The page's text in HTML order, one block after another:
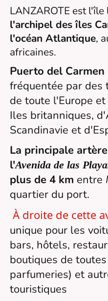
LANZAROTE est
l'archipel des îles
l'océan Atlantique,
africaines.
Puerto del Carmen
fréquentée par des
de toute l'Europe
Iles britanniques,
Scandinavie et
La principale
l'Avenida de las
plus de 4 km entre
quartier du port.
À droite de cette
unique pour les
bars, hôtels,
boutiques de
parfumeries) et
touristiques